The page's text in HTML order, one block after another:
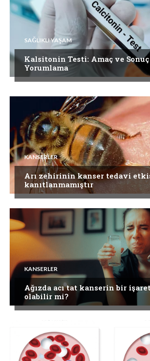
SAĞLIKLI YAŞAM
Kalsitonin Testi: Amaç ve Sonuç
Yorumlama
KANSERLER
Arı zehirinin kanser tedavi
kanıtlanmamıştır
KANSERLER
Ağızda acı tat kanserin bir
olabilir mi?